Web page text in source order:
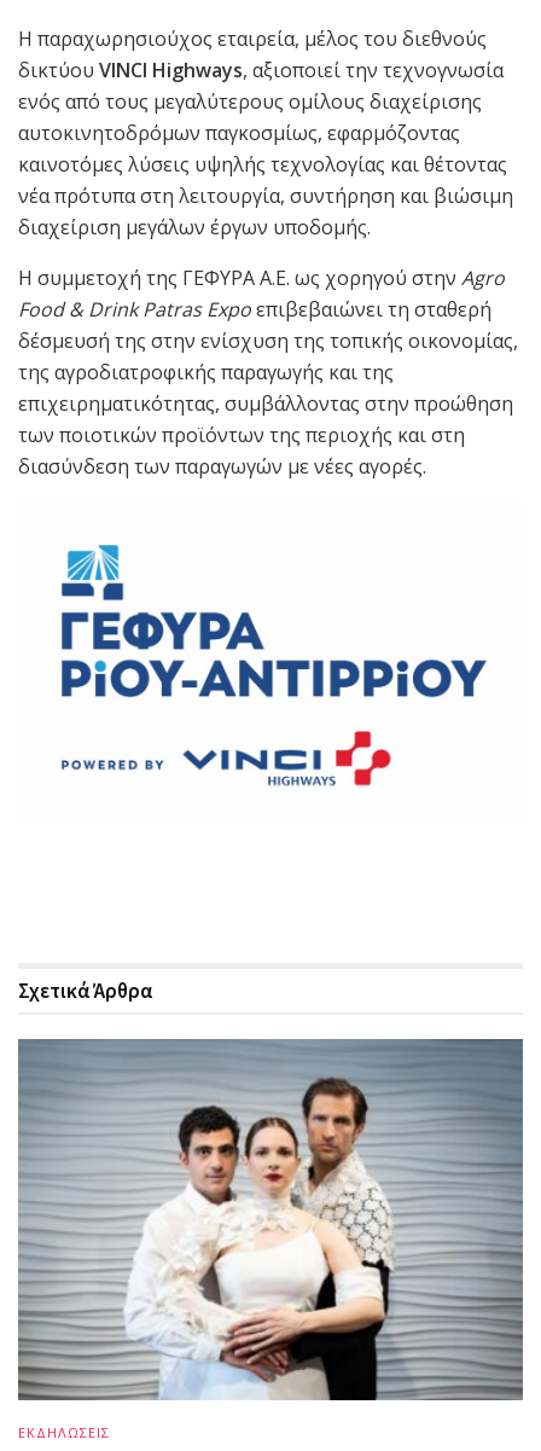
Η παραχωρησιούχος εταιρεία, μέλος του διεθνούς
δικτύου VINCI Highways, αξιοποιεί την τεχνογνωσία
ενός από τους μεγαλύτερους ομίλους διαχείρισης
αυτοκινητοδρόμων παγκοσμίως, εφαρμόζοντας
καινοτόμες λύσεις υψηλής τεχνολογίας και θέτοντας
νέα πρότυπα στη λειτουργία, συντήρηση και βιώσιμη
διαχείριση μεγάλων έργων υποδομής.
Η συμμετοχή της ΓΕΦΥΡΑ Α.Ε. ως χορηγού στην Agro
Food & Drink Patras Expoεπιβεβαιώνει τη σταθερή
δέσμευσή της στην ενίσχυση της τοπικής οικονομίας,
της αγροδιατροφικής παραγωγής και της
επιχειρηματικότητας, συμβάλλοντας στην προώθηση
των ποιοτικών προϊόντων της περιοχής και στη
διασύνδεση των παραγωγών με νέες αγορές.
ΣχετικάΆρθρα
ΕΚΔΗΛΩΣΕΙΣ